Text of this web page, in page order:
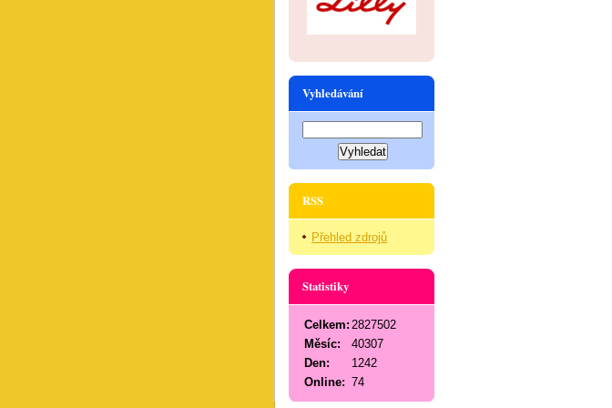
Vyhledávání
RSS
Přehled zdrojů
Statistiky
Online: 74
Celkem: 2827502
Měsíc:
40307
Den:
1242